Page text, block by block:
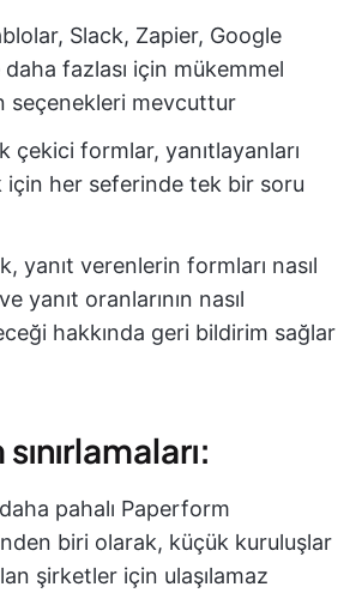
Slack, Zapier, Google
fazlası için mükemmel
seçenekleri mevcuttur
çekici formlar, yanıtlayanları
için her seferinde tek bir soru
yanıt verenlerin formları nasıl
yanıt oranlarının nasıl
hakkında geri bildirim sağlar
pahalı Paperform
biri olarak, küçük kuruluşlar
şirketler için ulaşılamaz